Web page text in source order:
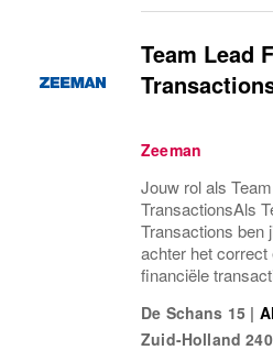
Team Lead
Zeeman
Jouw rol als
TransactionsAls
Transactions ben
achter het
financiële
van de afdeling
servicekantoor in
De Schans 15 |
Zuid-Holland